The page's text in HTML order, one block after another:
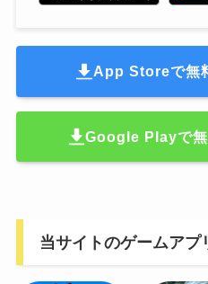
App Storeで無
Google Playで無
当サイトのゲームアプ